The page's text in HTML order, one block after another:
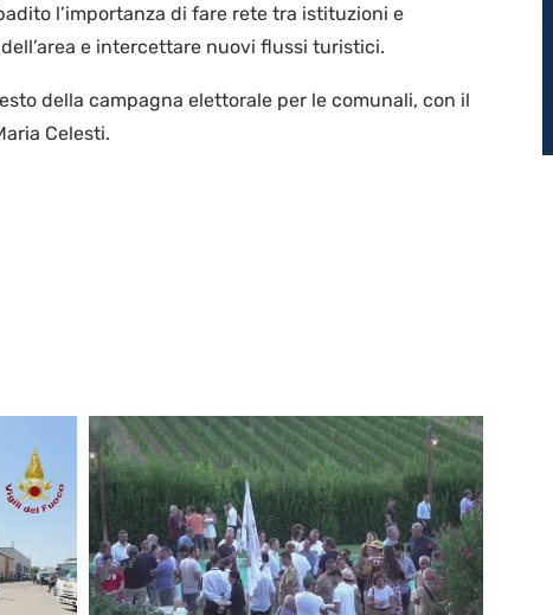
l’importanza di fare rete tra istituzioni e
e intercettare nuovi flussi turistici.
della campagna elettorale per le comunali, con il
Celesti.